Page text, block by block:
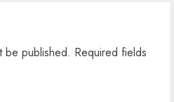
be published. Required fields